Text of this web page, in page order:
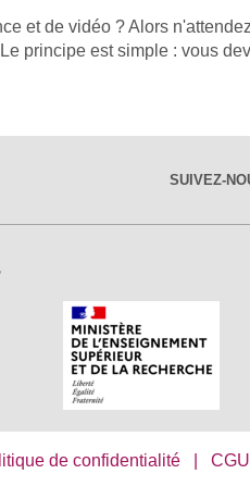
et de vidéo ? Alors
principe est simple : vous
SUIVEZ-
de confidentialité| CGU